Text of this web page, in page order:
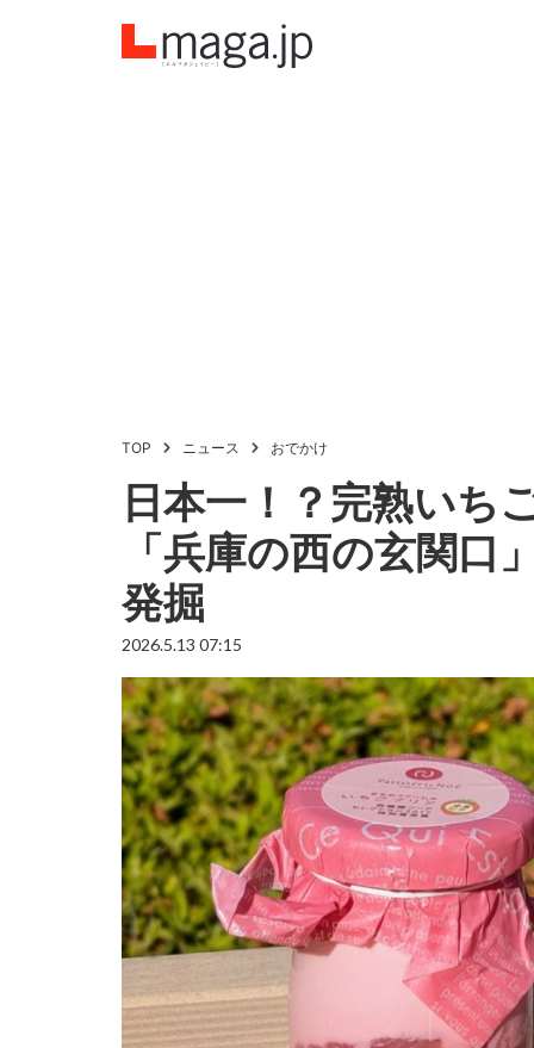
TOP ニュース おでかけ
日本一！？完熟いち
「兵庫の西の玄関口
発掘
2026.5.13 07:15